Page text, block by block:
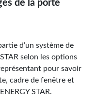
de la porte
d’un système de
selon les options
pour savoir
cadre de fenêtre et
STAR.